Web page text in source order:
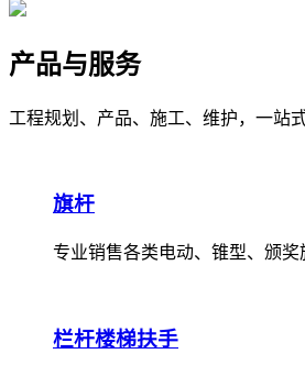
产品与服务
工程规划、产品、施工、维护，一站
旗杆
专业销售各类电动、锥型、颁奖
栏杆楼梯扶手